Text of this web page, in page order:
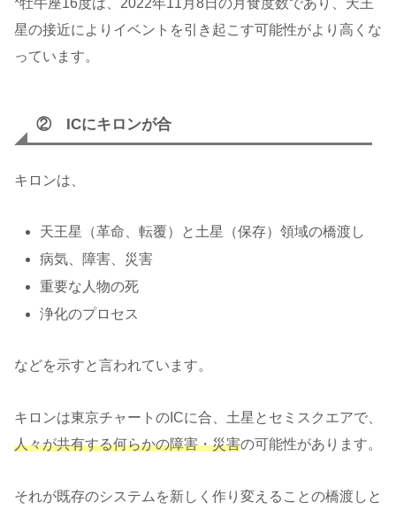
*牡牛座16度は、2022年11月8日の月食度数であり、天王
星の接近によりイベントを引き起こす可能性がより高くな
っています。
② ICにキロンが合
キロンは、
天王星（革命、転覆）と土星（保存）領域の橋渡し
病気、障害、災害
重要な人物の死
浄化のプロセス
などを示すと言われています。
キロンは東京チャートのICに合、土星とセミスクエアで、
人々が共有する何らかの障害・災害の可能性があります。
それが既存のシステムを新しく作り変えることの橋渡しと